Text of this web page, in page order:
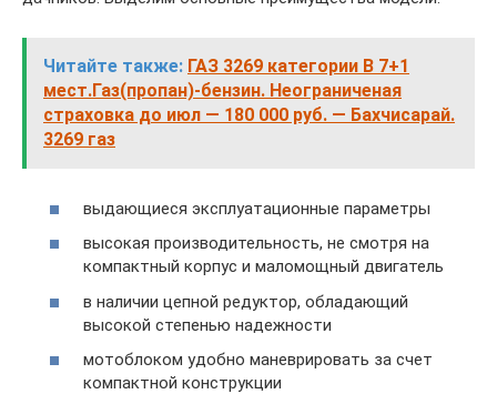
Читайте также: ГАЗ 3269 категории B 7+1
мест.Газ(пропан)-бензин. Неограниченая
страховка до июл — 180 000 руб. — Бахчисарай.
3269 газ
выдающиеся эксплуатационные параметры
высокая производительность, не смотря на
компактный корпус и маломощный двигатель
в наличии цепной редуктор, обладающий
высокой степенью надежности
мотоблоком удобно маневрировать за счет
компактной конструкции